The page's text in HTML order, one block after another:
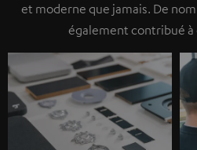
et moderne que jamais. De
également contribué